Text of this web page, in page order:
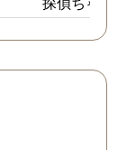
いつものことでし
出した時は。いつ
自分も仕事をして
、その場にはいま